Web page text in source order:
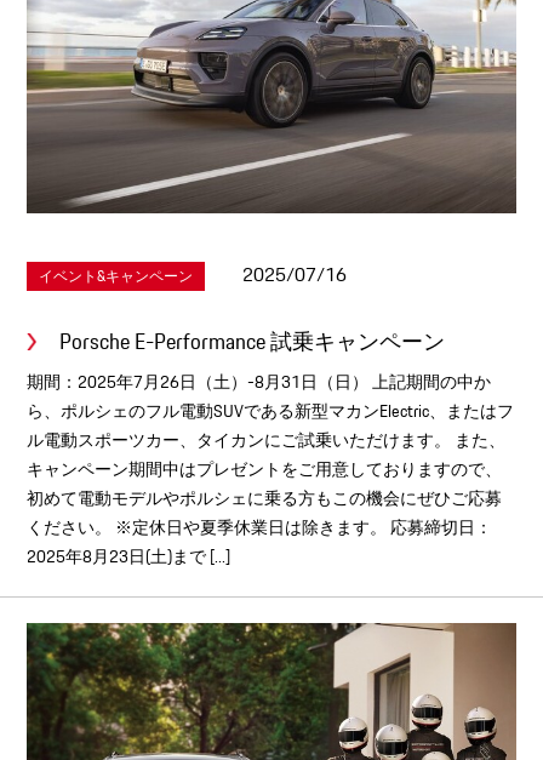
イベント&キャンペーン 2025/07/16
Porsche E-Performance 試乗キャンペーン
期間：2025年7月26日（土）-8月31日（日） 上記期間の中か
ら、ポルシェのフル電動SUVである新型マカンElectric、またはフ
ル電動スポーツカー、タイカンにご試乗いただけます。 また、
キャンペーン期間中はプレゼントをご用意しておりますので、
初めて電動モデルやポルシェに乗る方もこの機会にぜひご応募
ください。 ※定休日や夏季休業日は除きます。 応募締切日：
2025年8月23日(土)まで [...]